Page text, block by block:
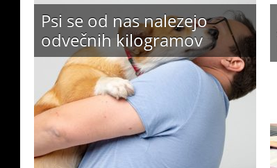
Psi se od nas nalezejo
odvečnih kilogramov